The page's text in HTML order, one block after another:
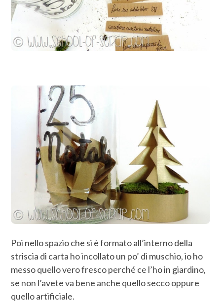
Poi nello spazio che si è formato all’interno della
striscia di carta ho incollato un po’ di muschio, io ho
messo quello vero fresco perché ce l’ho in giardino,
se non l’avete va bene anche quello secco oppure
quello artificiale.